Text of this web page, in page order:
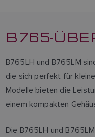
B765-
B765LH und B765LM
die sich perfekt für
Modelle bieten die
einem kompakten
Die B765LH und